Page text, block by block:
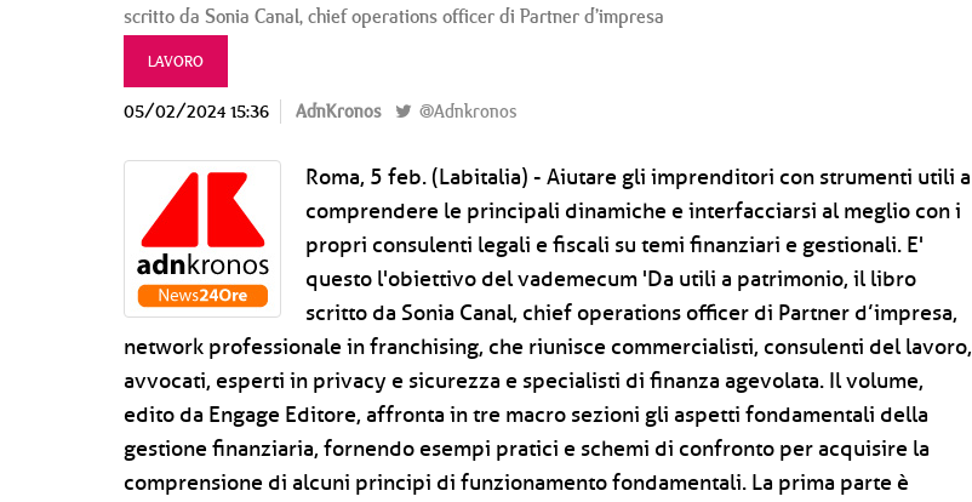
scritto da Sonia Canal, chief operations officer di Partner d’impresa
LAVORO
05/02/2024 15:36 AdnKronos @Adnkronos
Roma, 5 feb. (Labitalia) - Aiutare gli imprenditori con strumenti utili a
comprendere le principali dinamiche e interfacciarsi al meglio con i
propri consulenti legali e fiscali su temi finanziari e gestionali. E'
questo l'obiettivo del vademecum 'Da utili a patrimonio, il libro
scritto da Sonia Canal, chief operations officer di Partner d’impresa,
network professionale in franchising, che riunisce commercialisti, consulenti del lavoro,
avvocati, esperti in privacy e sicurezza e specialisti di finanza agevolata. Il volume,
edito da Engage Editore, affronta in tre macro sezioni gli aspetti fondamentali della
gestione finanziaria, fornendo esempi pratici e schemi di confronto per acquisire la
comprensione di alcuni principi di funzionamento fondamentali. La prima parte è